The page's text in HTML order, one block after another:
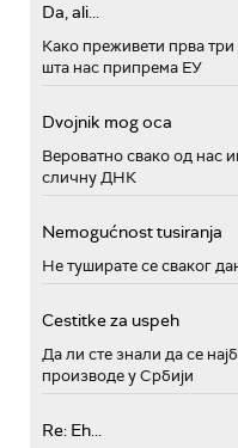
Da, ali...
Како преживети прва
шта нас припрема ЕУ
Dvojnik mog oca
Вероватно свако од нас
сличну ДНК
Nemogućnost tusiranja
Не туширате се сваког
Cestitke za uspeh
Да ли сте знали да се
производе у Србији
Re: Eh...